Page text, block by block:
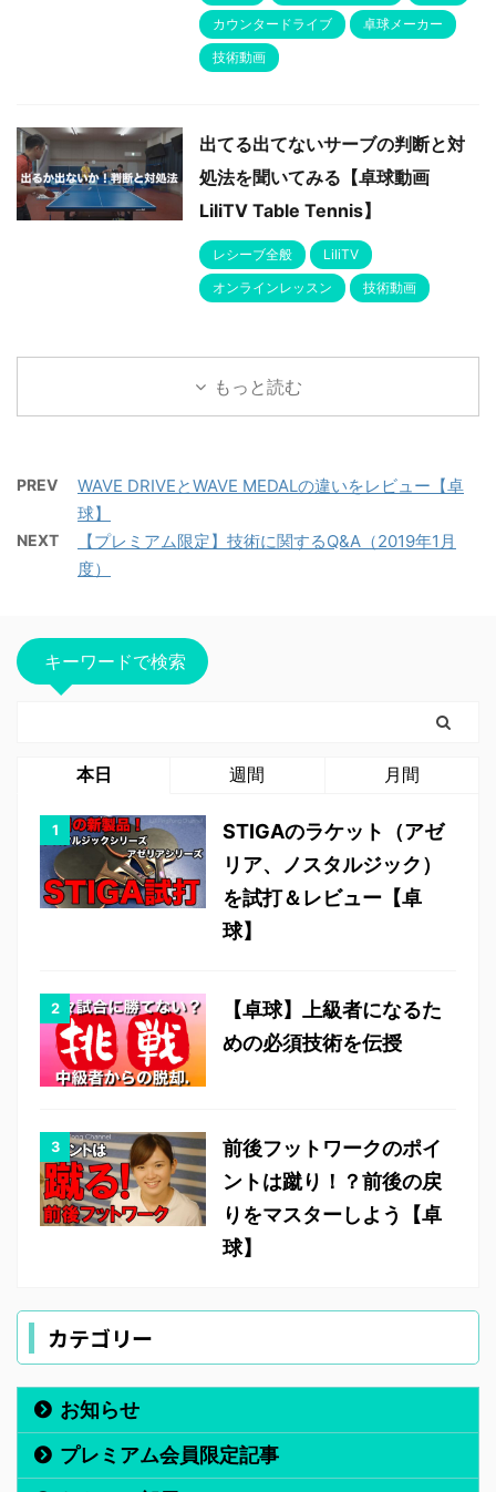
カウンタードライブ
卓球メーカー
技術動画
出てる出てないサーブの判断と対
処法を聞いてみる【卓球動画
LiliTV Table Tennis】
レシーブ全般
LiliTV
オンラインレッスン
技術動画
もっと読む
PREV
WAVE DRIVEとWAVE MEDALの違いをレビュー【卓
球】
NEXT
【プレミアム限定】技術に関するQ&A（2019年1月
度）
キーワードで検索
本日 週間 月間
STIGAのラケット（アゼ
リア、ノスタルジック）
を試打＆レビュー【卓
球】
【卓球】上級者になるた
めの必須技術を伝授
前後フットワークのポイ
ントは蹴り！？前後の戻
りをマスターしよう【卓
球】
カテゴリー
お知らせ
プレミアム会員限定記事